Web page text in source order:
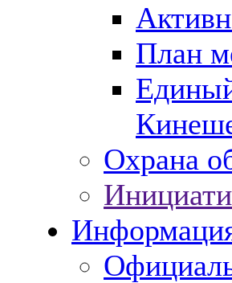
План
Охрана